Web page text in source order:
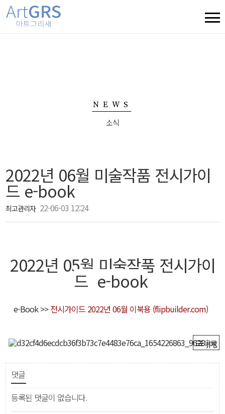
NEWS
소식
2022년 06월 미술작품 전시가이
드 e-book
최고관리자 22-06-03 12:24
2022년 05월 미술작품 전시가이
드 e-book
e-Book >> 전시가이드 2022년 06월 이북용 (flipbuilder.com)
목록
댓글
등록된 댓글이 없습니다.